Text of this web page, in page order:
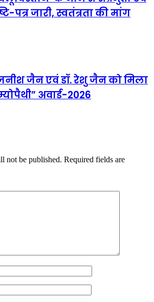
पत्र जारी, स्वतंत्रता की मांग
जैन एवं डॉ. रेशु जैन को मिला
अवार्ड-2026
not be published. Required fields are